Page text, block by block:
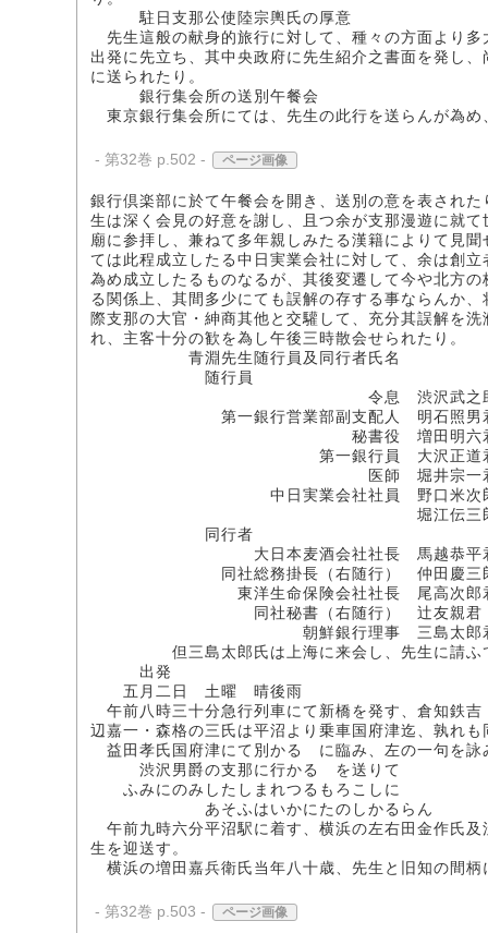
駐日支那公使陸宗輿氏の厚意
先生這般の献身的旅行に対して、種々の方面より
出発に先立ち、其中央政府に先生紹介之書面を発し
に送られたり。
銀行集会所の送別午餐会
東京銀行集会所にては、先生の此行を送らんが為め
- 第32巻 p.502 - ページ画像
銀行倶楽部に於て午餐会を開き、送別の意を表され
生は深く会見の好意を謝し、且つ余が支那漫遊に就
廟に参拝し、兼ねて多年親しみたる漢籍によりて見
ては此程成立したる中日実業会社に対して、余は創
為め成立したるものなるが、其後変遷して今や北方
る関係上、其間多少にても誤解の存する事ならんか
際支那の大官・紳商其他と交驩して、充分其誤解を
れ、主客十分の歓を為し午後三時散会せられたり。
青淵先生随行員及同行者氏名
随行員
令息 渋沢武之助
第一銀行営業部副支配人 明石照男
秘書役 増田明六
第一銀行員 大沢正道
医師 堀井宗一
中日実業会社社員 野口米次
堀江伝三郎
同行者
大日本麦酒会社社長 馬越恭平
同社総務掛長（右随行） 仲田慶三
東洋生命保険会社社長 尾高次郎
同社秘書（右随行） 辻友親君
朝鮮銀行理事 三島太郎
但三島太郎氏は上海に来会し、先生に請ふて
出発
五月二日 土曜 晴後雨
午前八時三十分急行列車にて新橋を発す、倉知鉄
辺嘉一・森格の三氏は平沼より乗車国府津迄、孰れ
益田孝氏国府津にて別かるゝに臨み、左の一句を詠
渋沢男爵の支那に行かるゝを送りて
ふみにのみしたしまれつるもろこしに
あそふはいかにたのしかるらん
午前九時六分平沼駅に着す、横浜の左右田金作氏
生を迎送す。
横浜の増田嘉兵衛氏当年八十歳、先生と旧知の間
- 第32巻 p.503 - ページ画像